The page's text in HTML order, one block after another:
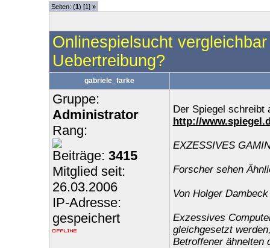
Seiten: (1) [1] »
Onlinespielsucht
Uebertreibung?
gabriele_farke
Gruppe:
Administrator
Rang:
Beiträge: 3415
Mitglied seit:
26.03.2006
IP-Adresse:
gespeichert
Der Spiegel schreibt
http://
EXZESSIVES
Forscher sehen
Von Holger Dambeck
Exzessives
gleichgesetzt
Betroffener ähnelten